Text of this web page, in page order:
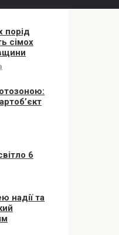
порід
сімох
6
надії та